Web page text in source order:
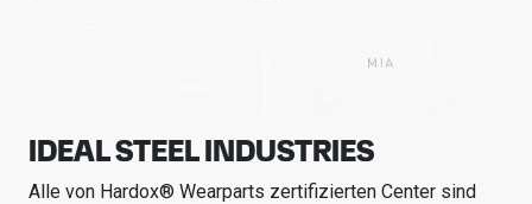
IDEAL STEEL INDUSTRIES
Alle von Hardox® Wearparts zertifizierten Center sind